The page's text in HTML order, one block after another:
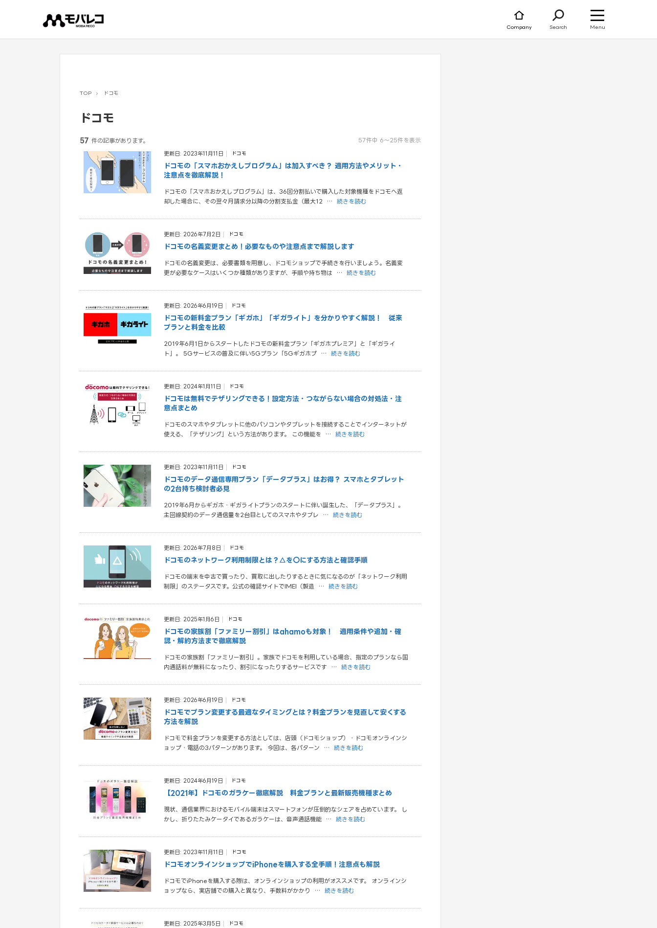
ス
Company Search Menu
TOP ドコモ
ドコモ
57 件の記事があります。 57件中 6～25件を表示
更新日: 2023年11月11日 ドコモ
ドコモの「スマホおかえしプログラム」は加入すべき？ 適用方法やメリット・
注意点を徹底解説！
ドコモの「スマホおかえしプログラム」は、36回分割払いで購入した対象機種をドコモへ返
却した場合に、その翌々月請求分以降の分割支払金（最大12
… 続きを読む
更新日: 2026年7月2日 ドコモ
ドコモの名義変更まとめ！必要なものや注意点まで解説します
ドコモの名義変更は、必要書類を用意し、ドコモショップで手続きを行いましょう。名義変
更が必要なケースはいくつか種類がありますが、手順や持ち物は
… 続きを読む
更新日: 2026年6月19日 ドコモ
ドコモの新料金プラン「ギガホ」「ギガライト」を分かりやすく解説！ 従来
プランと料金を比較
2019年6月1日からスタートしたドコモの新料金プラン「ギガホプレミア」と「ギガライ
ト」。 5Gサービスの普及に伴い5Gプラン「5Gギガホプ
… 続きを読む
更新日: 2024年1月11日 ドコモ
ドコモは無料でテザリングできる！設定方法・つながらない場合の対処法・注
意点まとめ
ドコモのスマホやタブレットに他のパソコンやタブレットを接続することでインターネットが
使える、「テザリング」という方法があります。 この機能を
… 続きを読む
更新日: 2023年11月11日 ドコモ
ドコモのデータ通信専用プラン「データプラス」はお得？ スマホとタブレット
の2台持ち検討者必見
2019年6月からギガホ・ギガライトプランのスタートに伴い誕生した、「データプラス」。
主回線契約のデータ通信量を2台目としてのスマホやタブレ
… 続きを読む
更新日: 2026年7月8日 ドコモ
ドコモのネットワーク利用制限とは？△を〇にする方法と確認手順
ドコモの端末を中古で買ったり、買取に出したりするときに気になるのが「ネットワーク利用
制限」のステータスです。公式の確認サイトでIMEI（製造
… 続きを読む
更新日: 2025年1月6日 ドコモ
ドコモの家族割「ファミリー割引」はahamoも対象！ 適用条件や追加・確
認・解約方法まで徹底解説
ドコモの家族割「ファミリー割引」。家族でドコモを利用している場合、指定のプランなら国
内通話料が無料になったり、割引になったりするサービスです
… 続きを読む
更新日: 2026年6月19日 ドコモ
ドコモでプラン変更する最適なタイミングとは？料金プランを見直して安くする
方法を解説
ドコモで料金プランを変更する方法としては、店頭（ドコモショップ）・ドコモオンラインシ
ョップ・電話の3パターンがあります。 今回は、各パターン
… 続きを読む
更新日: 2024年6月19日 ドコモ
【2021年】ドコモのガラケー徹底解説 料金プランと最新販売機種まとめ
現状、通信業界におけるモバイル端末はスマートフォンが圧倒的なシェアを占めています。 し
かし、折りたたみケータイであるガラケーは、音声通話機能
… 続きを読む
更新日: 2023年11月11日 ドコモ
ドコモオンラインショップでiPhoneを購入する全手順！注意点も解説
ドコモでiPhoneを購入する際は、オンラインショップの利用がオススメです。 オンラインシ
ョップなら、実店舗での購入と異なり、手数料がかかり
… 続きを読む
更新日: 2025年3月5日 ドコモ